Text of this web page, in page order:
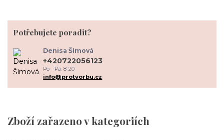
Zboží zařazeno v kategoriích
Potřebujete poradit?
Denisa Šímová
+420722056123
Po - Pá: 8-20
info@protvorbu.cz